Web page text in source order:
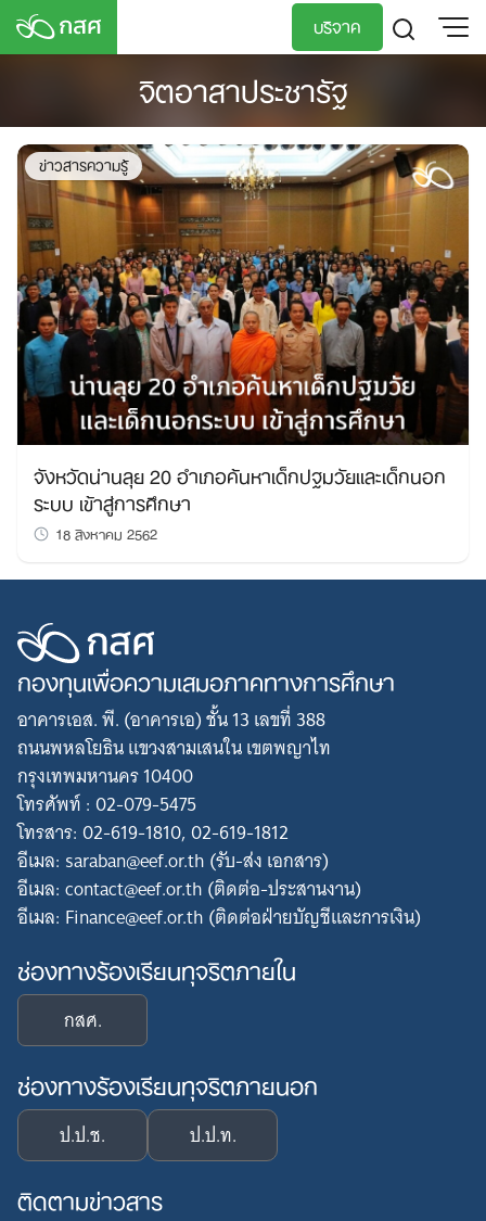
Skip
บริจาค
จิตอาสาประชารัฐ
ข่าวสารความรู้
จังหวัดน่านลุย 20 อำเภอค้นหาเด็กปฐมวัยและเด็กนอก
ระบบ เข้าสู่การศึกษา
18 สิงหาคม 2562
กองทุนเพื่อความเสมอภาคทางการศึกษา
อาคารเอส. พี. (อาคารเอ) ชั้น 13 เลขที่ 388
ถนนพหลโยธิน แขวงสามเสนใน เขตพญาไท
กรุงเทพมหานคร 10400
โทรศัพท์ : 02-079-5475
โทรสาร: 02-619-1810, 02-619-1812
อีเมล: saraban@eef.or.th (รับ-ส่ง เอกสาร)
อีเมล: contact@eef.or.th (ติดต่อ-ประสานงาน)
อีเมล: Finance@eef.or.th (ติดต่อฝ่ายบัญชีและการเงิน)
ช่องทางร้องเรียนทุจริตภายใน
กสศ.
ช่องทางร้องเรียนทุจริตภายนอก
ป.ป.ช. ป.ป.ท.
ติดตามข่าวสาร